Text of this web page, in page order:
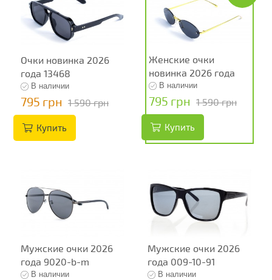
Очки новинка 2026
года 13468
В наличии
795 грн 1 590 грн
Купить
Женские очки
новинка 2026 года
13248
В наличии
795 грн 1 590 грн
Купить
Мужские очки 2026
года 9020-b-m
В наличии
Мужские очки 2026
года 009-10-91
В наличии